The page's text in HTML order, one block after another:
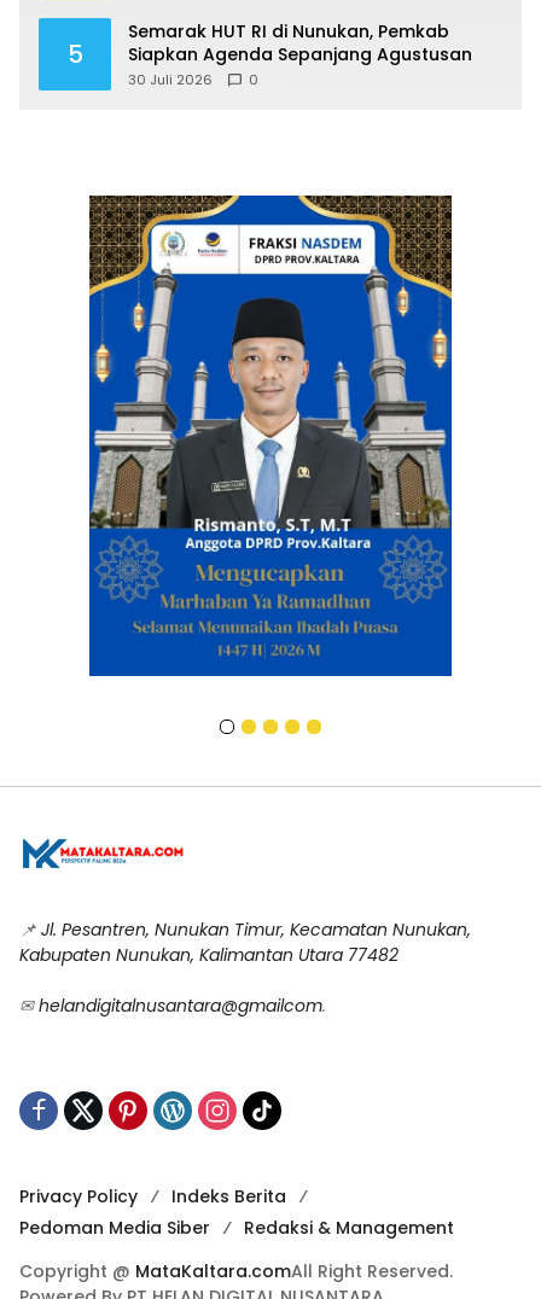
5
Semarak HUT RI di Nunukan, Pemkab
Siapkan Agenda Sepanjang Agustusan
30 Juli 2026 0
📌 Jl. Pesantren, Nunukan Timur, Kecamatan Nunukan,
Kabupaten Nunukan, Kalimantan Utara 77482
✉ helandigitalnusantara@gmailcom.
Privacy Policy
Indeks Berita
Pedoman Media Siber
Redaksi & Management
Copyright @ MataKaltara.comAll Right Reserved.